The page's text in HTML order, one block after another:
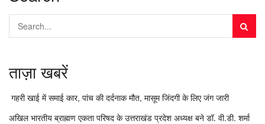
ताज़ा खबरें
गहरी खाई में समाई कार, पांच की दर्दनाक मौत, मासूम जिंदगी के लिए जंग जारी
अखिल भारतीय ब्राह्मण एकता परिषद के उत्तराखंड प्रदेश अध्यक्ष बने डॉ. वी.डी. शर्मा